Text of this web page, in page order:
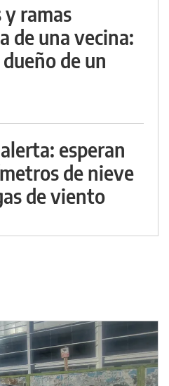
y ramas
de una vecina:
de un
esperan
de nieve
de viento